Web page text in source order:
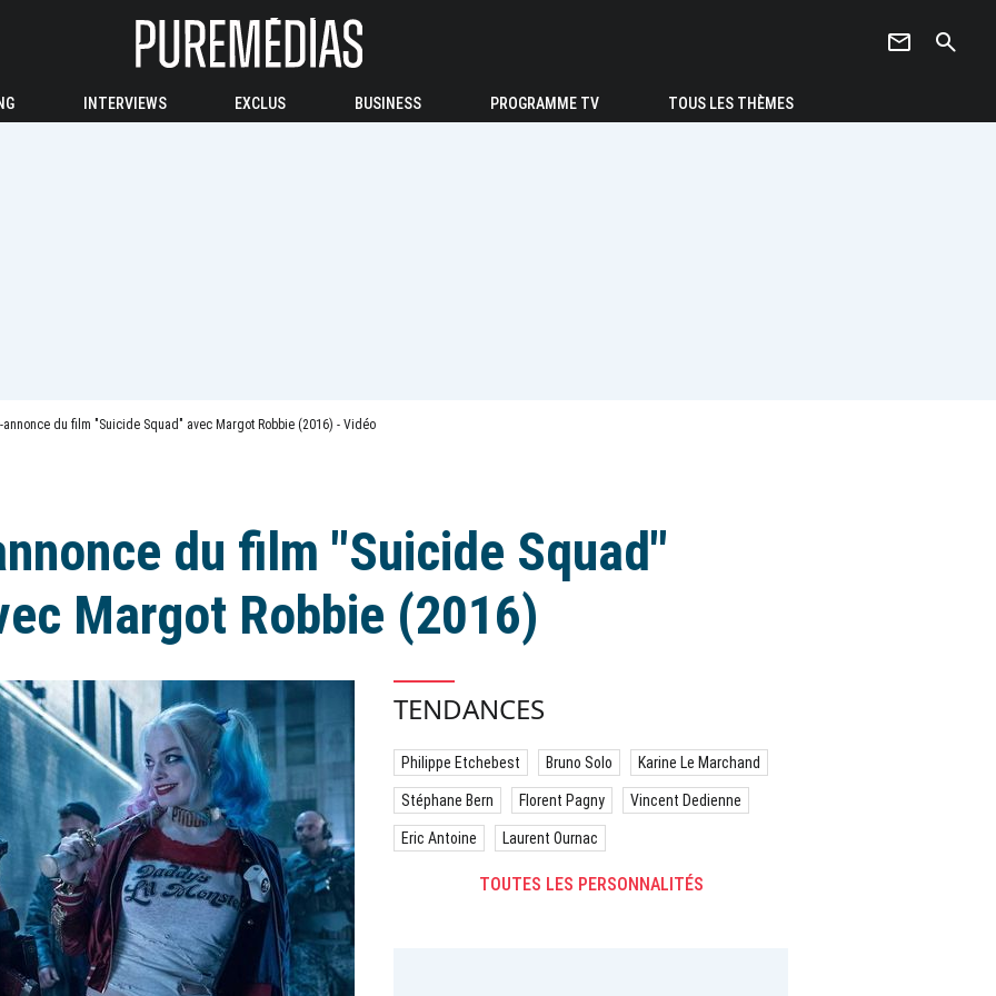
newsletter search
INTERVIEWS EXCLUS BUSINESS PROGRAMME TV TOUS LES THÈMES
annonce du film "Suicide Squad" avec Margot Robbie (2016) - Vidéo
du film "Suicide Squad"
Margot Robbie (2016)
TENDANCES
Philippe Etchebest Bruno Solo Karine Le Marchand
Stéphane Bern Florent Pagny Vincent Dedienne
Eric Antoine Laurent Ournac
TOUTES LES PERSONNALITÉS